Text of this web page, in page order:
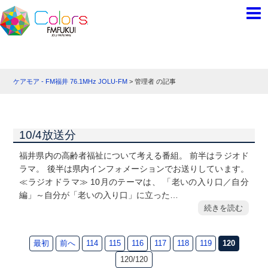
ケアモア - FM福井 76.1MHz JOLU-FM >管理者 の記事
10/4放送分
福井県内の高齢者福祉について考える番組。 前半はラジオド
ラマ。 後半は県内インフォメーションでお送りしています。
≪ラジオドラマ≫ 10月のテーマは、 「老いの入り口／自分
編」～自分が「老いの入り口」に立った…
続きを読む
最初 前へ 114 115 116 117 118 119
120
120/120